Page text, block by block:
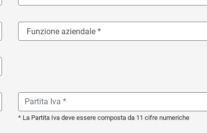
* La Partita Iva deve essere composta da 11 cifre numeriche